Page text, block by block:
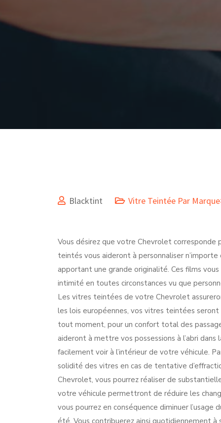
Blacktint Vitre Teintée Par
Vous désirez que votre Chevrolet
teintés vous aideront à personnaliser
apportant une grande originalité. Ces films
intimité en toutes circonstances vu que
Les vitres teintées de votre Chevrolet
les lois européennes, vos vitres teintées
tout moment, pour un confort total des
aideront à mettre vos possessions à l’abri
facilement voir à l’intérieur de votre véhicule.
solidité des vitres en cas de tentative
Chevrolet, vous pourrez réaliser de
votre véhicule permettront de réduire les
vous pourrez en conséquence diminuer l’usage
été. Vous contribuerez ainsi quotidiennement